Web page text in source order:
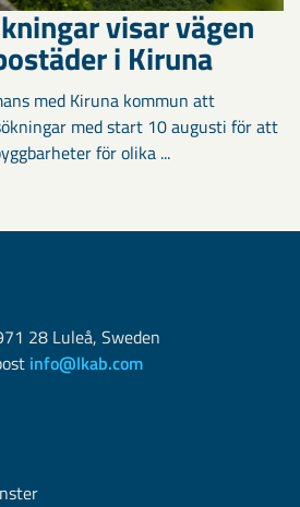
visar vägen
i Kiruna
med Kiruna kommun att
med start 10 augusti för att
för olika ...
28 Luleå, Sweden
info@lkab.com